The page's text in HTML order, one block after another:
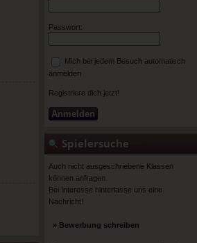
Passwort:
Mich bei jedem Besuch automatisch
anmelden
Registriere dich jetzt!
Spielersuche
Auch nicht ausgeschriebene Klassen
können anfragen.
Bei Interesse hinterlasse uns eine
Nachricht!
» Bewerbung schreiben